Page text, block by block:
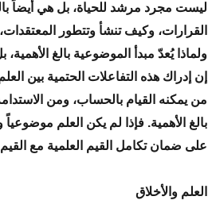
ليست مجرد مرشد للحياة، بل هي أيضاً
القرارات، وكيف تنشأ وتتطور
ولماذا يُعدّ مبدأ الموضوعية بالغ
إن إدراك هذه التفاعلات الحتمية بين
من يمكنه القيام بالحساب، ومن
بالغ الأهمية. فإذا لم يكن العلم موضوعياً
على ضمان تكامل القيم العلمية مع القيم
العلم والأخلاق